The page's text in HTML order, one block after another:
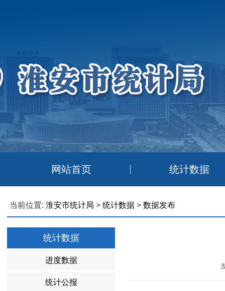
网站首页 统计数据
当前位置: 淮安市统计局 > 统计数据 > 数据发布
统计数据
进度数据
统计公报